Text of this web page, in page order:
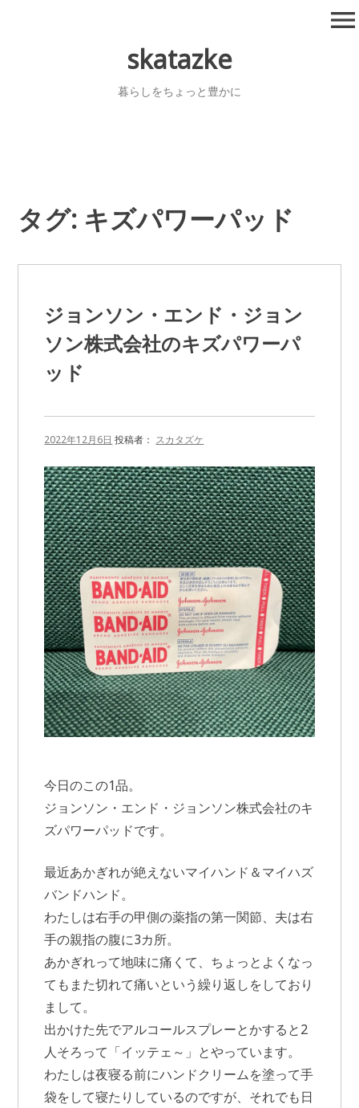
skatazke
暮らしをちょっと豊かに
menu
タグ: キズパワーパッド
ジョンソン・エンド・ジョン
ソン株式会社のキズパワーパ
ッド
2022年12月6日 投稿者： スカタズケ
今日のこの1品。
ジョンソン・エンド・ジョンソン株式会社のキ
ズパワーパッドです。
最近あかぎれが絶えないマイハンド＆マイハズ
バンドハンド。
わたしは右手の甲側の薬指の第一関節、夫は右
手の親指の腹に3カ所。
あかぎれって地味に痛くて、ちょっとよくなっ
てもまた切れて痛いという繰り返しをしており
まして。
出かけた先でアルコールスプレーとかすると2
人そろって「イッテェ～」とやっています。
わたしは夜寝る前にハンドクリームを塗って手
袋をして寝たりしているのですが、それでも日